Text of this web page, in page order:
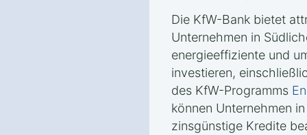
Die KfW-Bank bietet
Unternehmen in
energieeffiziente und
investieren,
des KfW-Programms
können Unternehmen
zinsgünstige Kredite